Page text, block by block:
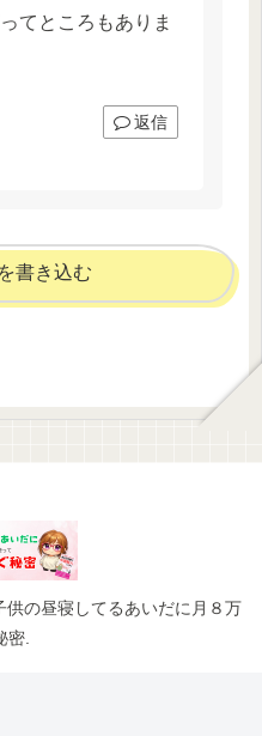
てところもありま
返信
書き込む
の昼寝してるあいだに月８万
密.